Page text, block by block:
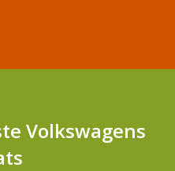
Volkswagens